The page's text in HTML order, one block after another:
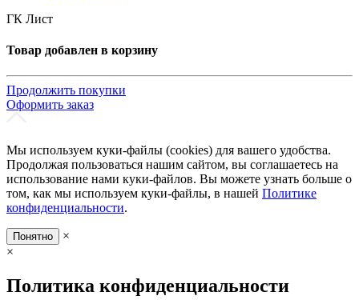
ГК Лист
Товар добавлен в корзину
Продолжить покупки
Оформить заказ
Мы используем куки-файлы (cookies) для вашего удобства.
Продолжая пользоваться нашим сайтом, вы соглашаетесь на
использование нами куки-файлов. Вы можете узнать больше о
том, как мы используем куки-файлы, в нашей Политике
конфиденциальности.
Понятно
×
×
Политика конфиденциальности